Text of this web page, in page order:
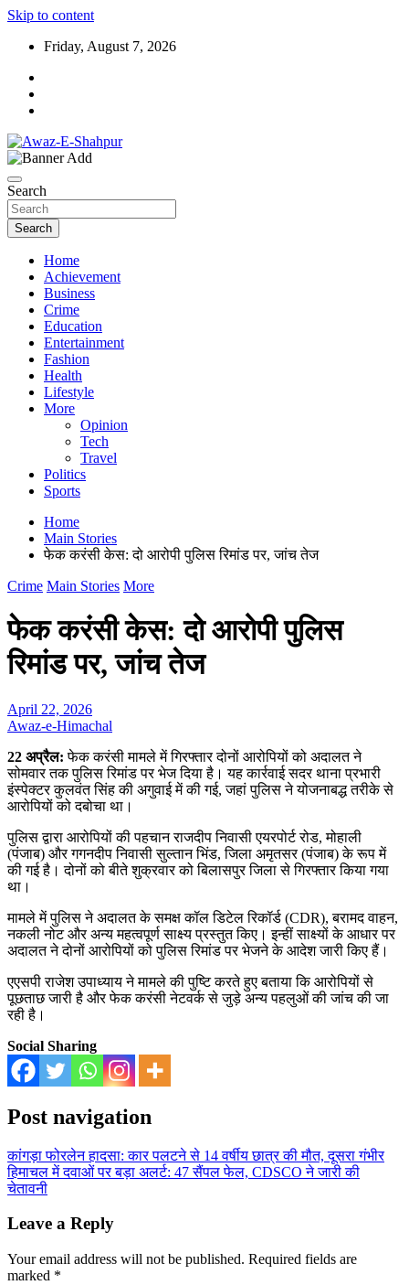
Skip to content
Friday, August 7, 2026
Awaz-E-Shahpur
Search
Search
Home
Achievement
Business
Crime
Education
Entertainment
Fashion
Health
Lifestyle
More
Opinion
Tech
Travel
Politics
Sports
Home
Main Stories
फेक करंसी केस: दो आरोपी पुलिस रिमांड पर, जांच तेज
Crime Main Stories More
फेक करंसी केस: दो आरोपी पुलिस
रिमांड पर, जांच तेज
April 22, 2026
Awaz-e-Himachal
22 अप्रैल:फेक करंसी मामले में गिरफ्तार दोनों आरोपियों को अदालत ने
सोमवार तक पुलिस रिमांड पर भेज दिया है। यह कार्रवाई सदर थाना प्रभारी
इंस्पेक्टर कुलवंत सिंह की अगुवाई में की गई, जहां पुलिस ने योजनाबद्ध तरीके से
आरोपियों को दबोचा था।
पुलिस द्वारा आरोपियों की पहचान राजदीप निवासी एयरपोर्ट रोड, मोहाली
(पंजाब) और गगनदीप निवासी सुल्तान भिंड, जिला अमृतसर (पंजाब) के रूप में
की गई है। दोनों को बीते शुक्रवार को बिलासपुर जिला से गिरफ्तार किया गया
था।
मामले में पुलिस ने अदालत के समक्ष कॉल डिटेल रिकॉर्ड (CDR), बरामद वाहन,
नकली नोट और अन्य महत्वपूर्ण साक्ष्य प्रस्तुत किए। इन्हीं साक्ष्यों के आधार पर
अदालत ने दोनों आरोपियों को पुलिस रिमांड पर भेजने के आदेश जारी किए हैं।
एएसपी राजेश उपाध्याय ने मामले की पुष्टि करते हुए बताया कि आरोपियों से
पूछताछ जारी है और फेक करंसी नेटवर्क से जुड़े अन्य पहलुओं की जांच की जा
रही है।
Social Sharing
Post navigation
कांगड़ा फोरलेन हादसा: कार पलटने से 14 वर्षीय छात्र की मौत, दूसरा गंभीर
हिमाचल में दवाओं पर बड़ा अलर्ट: 47 सैंपल फेल, CDSCO ने जारी की
चेतावनी
Leave a Reply
Your email address will not be published. Required fields are
marked *